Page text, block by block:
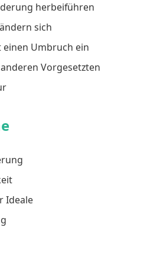
herbeiführen
sich
Umbruch ein
Vorgesetzten
Ideale